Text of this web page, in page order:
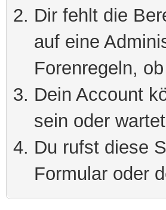
Dir fehlt die
auf eine
Forenregeln,
Dein Account
sein oder
Du rufst diese
Formular oder